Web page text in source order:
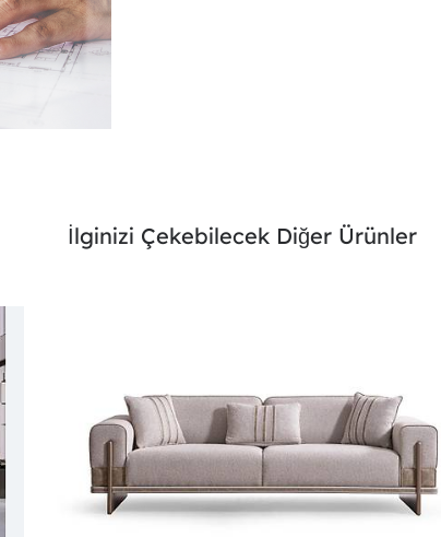
İlginizi Çekebilecek Diğer Ürünler